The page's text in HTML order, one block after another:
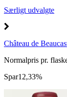
Særligt udvalgte
Château de
Normalpris pr.
Spar12,33%